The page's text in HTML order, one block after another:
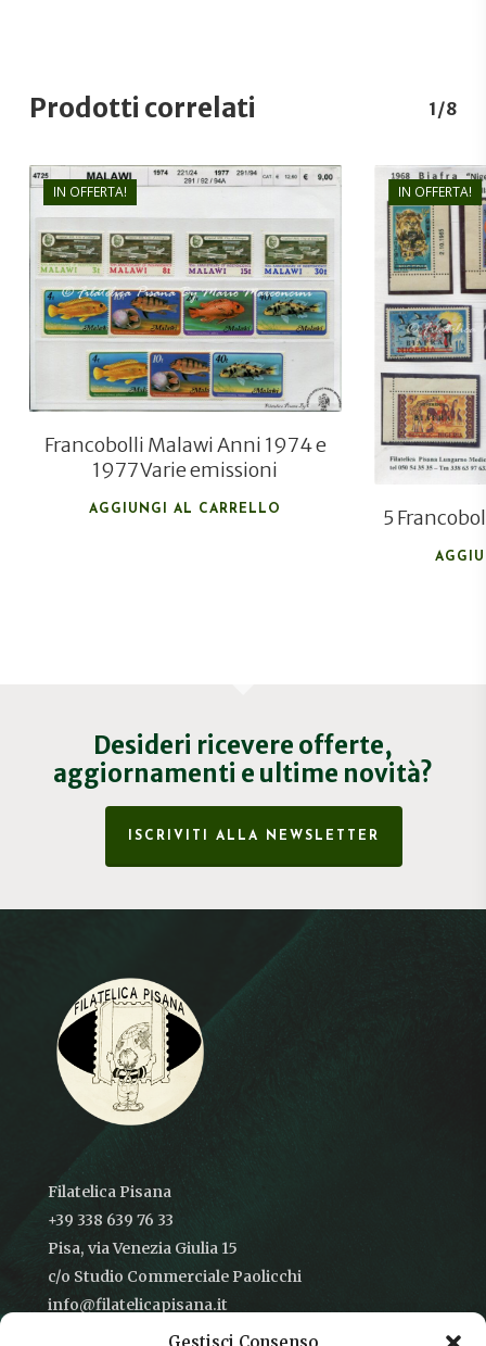
Prodotti correlati 1/8
IN OFFERTA!
€9,00
€6,00
Francobolli Malawi Anni 1974 e
1977 Varie emissioni
AGGIUNGI AL CARRELLO
IN OFFERTA!
5
Desideri ricevere offerte,
aggiornamenti e ultime novità?
ISCRIVITI ALLA NEWSLETTER
Filatelica Pisana
+39 338 639 76 33
Pisa, via Venezia Giulia 15
c/o Studio Commerciale Paolicchi
info@filatelicapisana.it